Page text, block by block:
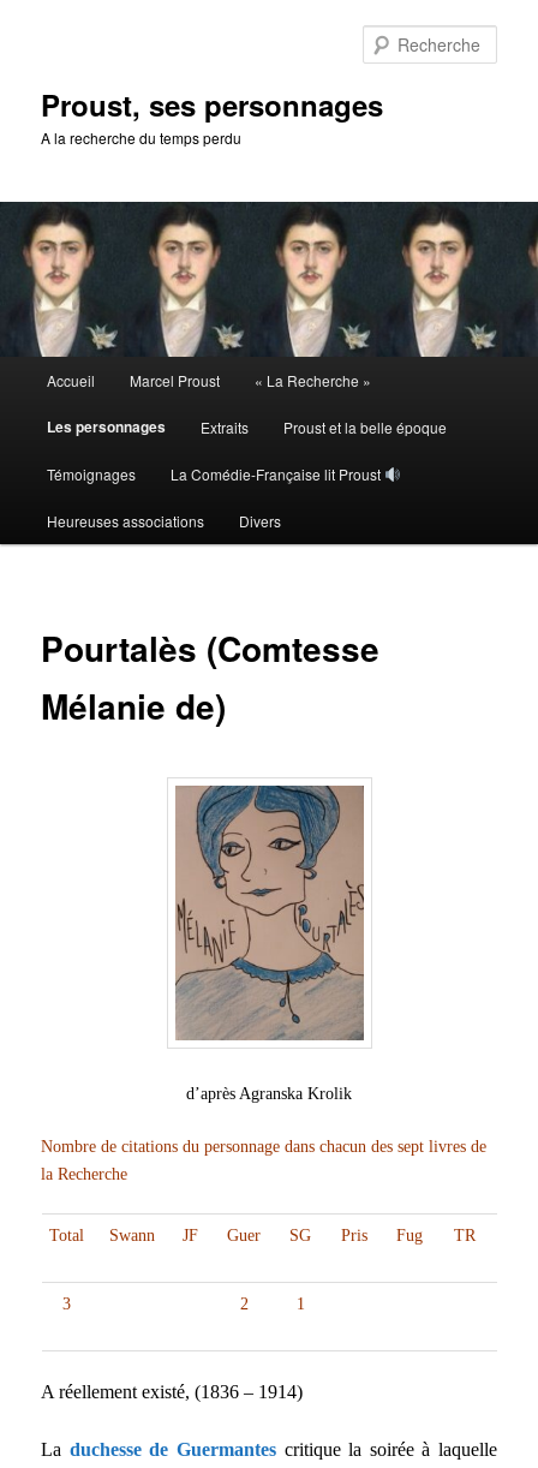
Proust, ses personnages
A la recherche du temps perdu
principal
Accueil Marcel Proust « La Recherche »
Les personnages Extraits Proust et la belle époque
Témoignages La Comédie-Française lit Proust
Heureuses associations Divers
Pourtalès (Comtesse
Mélanie de)
d’après Agranska Krolik
Nombre de citations du personnage dans chacun des sept livres de
la Recherche
Total Swann JF Guer SG Pris Fug TR
3 2 1
A réellement existé, (1836 – 1914)
La duchesse de Guermantes critique la soirée à laquelle